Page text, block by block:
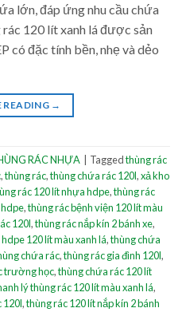
lớn, đáp ứng nhu cầu chứa
120 lít xanh lá được sản
có đặc tính bền, nhẹ và dẻo
READING →
RÁC NHỰA Taggedthùng rác
,thùng rác,thùng chứa rác 120l,xả kho
rác 120 lít nhựa hdpe,thùng rác
,thùng rác bệnh viện 120 lít màu
120l,thùng rác nắp kín 2 bánh xe,
120 lít màu xanh lá,thùng chứa
chứa rác,thùng rác gia đình 120l,
trường học,thùng chứa rác 120 lít
lý thùng rác 120 lít màu xanh lá,
120l,thùng rác 120 lít nắp kín 2 bánh